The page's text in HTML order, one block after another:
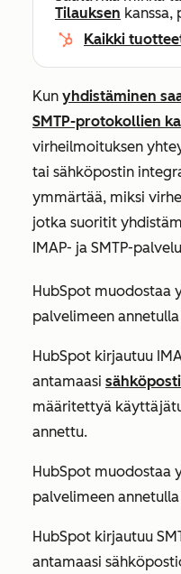
Tilauksen kanssa,
Kaikki
Kun yhdistäminen
SMTP-protokollien
virheilmoituksen
tai sähköpostin
ymmärtää, miksi
jotka suoritit
IMAP- ja SMTP-
HubSpot muodostaa
palvelimeen
HubSpot kirjautuu
antamaasi
määritettyä
annettu.
HubSpot muodostaa
palvelimeen
HubSpot kirjautuu
antamaasi